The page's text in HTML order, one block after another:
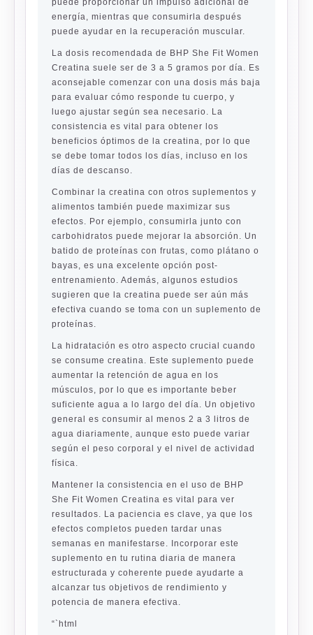
puede proporcionar un impulso adicional de
energía, mientras que consumirla después
puede ayudar en la recuperación muscular.
La dosis recomendada de BHP She Fit Women
Creatina suele ser de 3 a 5 gramos por día. Es
aconsejable comenzar con una dosis más baja
para evaluar cómo responde tu cuerpo, y
luego ajustar según sea necesario. La
consistencia es vital para obtener los
beneficios óptimos de la creatina, por lo que
se debe tomar todos los días, incluso en los
días de descanso.
Combinar la creatina con otros suplementos y
alimentos también puede maximizar sus
efectos. Por ejemplo, consumirla junto con
carbohidratos puede mejorar la absorción. Un
batido de proteínas con frutas, como plátano o
bayas, es una excelente opción post-
entrenamiento. Además, algunos estudios
sugieren que la creatina puede ser aún más
efectiva cuando se toma con un suplemento de
proteínas.
La hidratación es otro aspecto crucial cuando
se consume creatina. Este suplemento puede
aumentar la retención de agua en los
músculos, por lo que es importante beber
suficiente agua a lo largo del día. Un objetivo
general es consumir al menos 2 a 3 litros de
agua diariamente, aunque esto puede variar
según el peso corporal y el nivel de actividad
física.
Mantener la consistencia en el uso de BHP
She Fit Women Creatina es vital para ver
resultados. La paciencia es clave, ya que los
efectos completos pueden tardar unas
semanas en manifestarse. Incorporar este
suplemento en tu rutina diaria de manera
estructurada y coherente puede ayudarte a
alcanzar tus objetivos de rendimiento y
potencia de manera efectiva.
“`html